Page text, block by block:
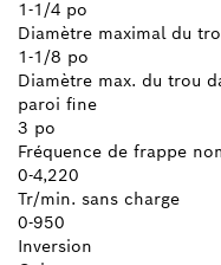
1-1/4 po
Diamètre maximal du
1-1/8 po
Diamètre max. du trou
paroi fine
3 po
Fréquence de frappe
0-4,220
Tr/min. sans charge
0-950
Inversion